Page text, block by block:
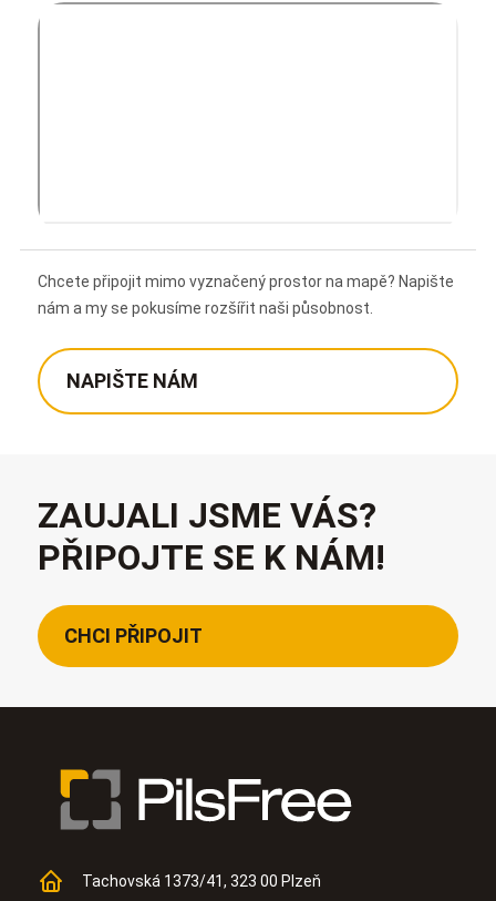
Chcete připojit mimo vyznačený prostor na mapě? Napište
nám a my se pokusíme rozšířit naši působnost.
NAPIŠTE NÁM
ZAUJALI JSME VÁS?
PŘIPOJTE SE K NÁM!
CHCI PŘIPOJIT
Tachovská 1373/41, 323 00 Plzeň